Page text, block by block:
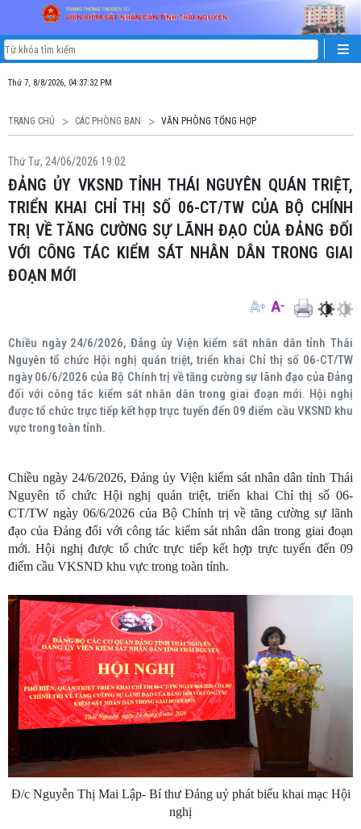
Thứ 7, 8/8/2026, 04:37:32 PM
TRANG CHỦ CÁC PHÒNG BAN VĂN PHÒNG TỔNG HỢP
Thứ Tư, 24/06/2026 19:02
ĐẢNG ỦY VKSND TỈNH THÁI NGUYÊN QUÁN TRIỆT,
TRIỂN KHAI CHỈ THỊ SỐ 06-CT/TW CỦA BỘ CHÍNH
TRỊ VỀ TĂNG CƯỜNG SỰ LÃNH ĐẠO CỦA ĐẢNG ĐỐI
VỚI CÔNG TÁC KIỂM SÁT NHÂN DÂN TRONG GIAI
ĐOẠN MỚI
Chiều ngày 24/6/2026, Đảng ủy Viện kiểm sát nhân dân tỉnh Thái
Nguyên tổ chức Hội nghị quán triệt, triển khai Chỉ thị số 06-CT/TW
ngày 06/6/2026 của Bộ Chính trị về tăng cường sự lãnh đạo của Đảng
đối với công tác kiểm sát nhân dân trong giai đoạn mới. Hội nghị
được tổ chức trực tiếp kết hợp trực tuyến đến 09 điểm cầu VKSND khu
vực trong toàn tỉnh.
Chiều ngày 24/6/2026, Đảng ủy Viện kiểm sát nhân dân tỉnh Thái
Nguyên tổ chức Hội nghị quán triệt, triển khai Chỉ thị số 06-
CT/TW ngày 06/6/2026 của Bộ Chính trị về tăng cường sự lãnh
đạo của Đảng đối với công tác kiểm sát nhân dân trong giai đoạn
mới. Hội nghị được tổ chức trực tiếp kết hợp trực tuyến đến 09
điểm cầu VKSND khu vực trong toàn tỉnh.
Đ/c Nguyễn Thị Mai Lập- Bí thư Đảng uỷ phát biểu khai mạc Hội
nghị